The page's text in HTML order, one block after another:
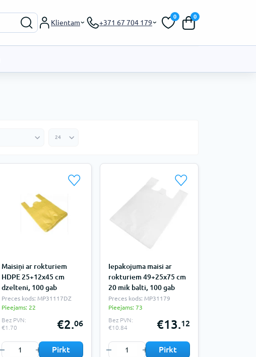
Klientam +371 67 704 179
0 0
Maisiņi ar rokturiem
HDPE 25+12x45 cm
dzelteni, 100 gab
Preces kods: MP31117DZ
Pieejams: 22
Bez PVN:
€1.70
€2.06
Pirkt
Iepakojuma maisi ar
rokturiem 49+25x75 cm
20 mik balti, 100 gab
Preces kods: MP31179
Pieejams: 73
Bez PVN:
€10.84
€13.12
Pirkt